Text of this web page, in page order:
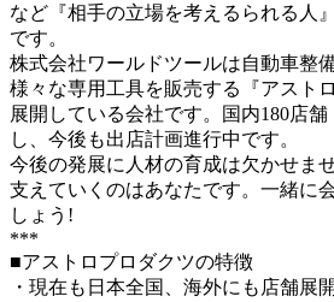
など『相手の立場を考えるられる人
です。
株式会社ワールドツールは自動車整
様々な専用工具を販売する『アスト
展開している会社です。国内180店
し、今後も出店計画進行中です。
今後の発展に人材の育成は欠かせま
支えていくのはあなたです。一緒に
しょう!
***
■アストロプロダクツの特徴
・現在も日本全国、海外にも店舗展